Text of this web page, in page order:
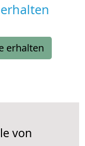
erhalten
von